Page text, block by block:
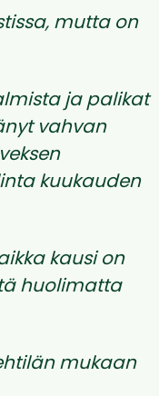
mutta on
ja palikat
vahvan
kuukauden
kausi on
huolimatta
mukaan